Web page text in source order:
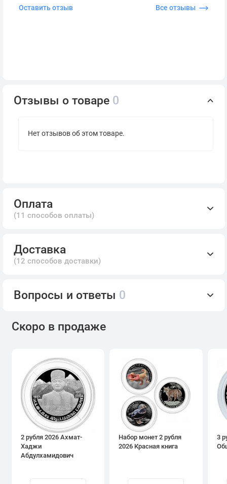
Оставить отзыв Все отзывы
Отзывы о товаре 0
Нет отзывов об этом товаре.
Оплата
(11 способов оплаты)
Доставка
(12 способов доставки)
Вопросы и ответы 0
Скоро в продаже
2 рубля 2026 Ахмат-
Хаджи
Абдулхамидович
Набор монет 2 рубля
2026 Красная книга
3